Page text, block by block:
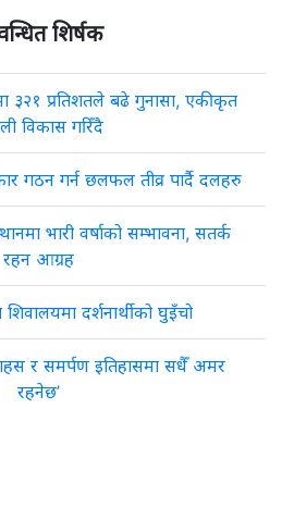
शिर्षक
३२१ प्रतिशतले बढे गुनासा, एकीकृत
विकास गरिँदै
गठन गर्न छलफल तीव्र पार्दै दलहरु
भारी वर्षाको सम्भावना, सतर्क
रहन आग्रह
दर्शनार्थीको घुइँचो
र समर्पण इतिहासमा सधैँ अमर
रहनेछ’